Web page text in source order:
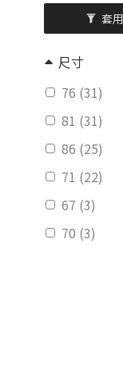
套
尺寸
76 (31)
81 (31)
86 (25)
71 (22)
67 (3)
70 (3)